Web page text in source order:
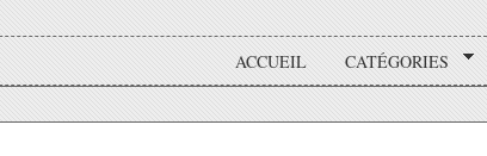
ACCUEIL CATÉGORIES